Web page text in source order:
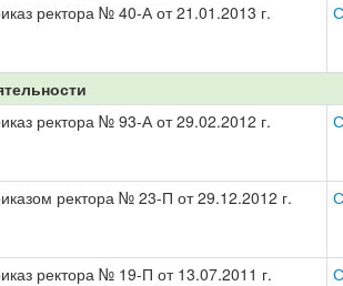
ректора № 40-А от 21.01.2013 г.
ректора № 93-А от 29.02.2012 г.
ректора № 23-П от 29.12.2012 г.
ректора № 19-П от 13.07.2011 г.